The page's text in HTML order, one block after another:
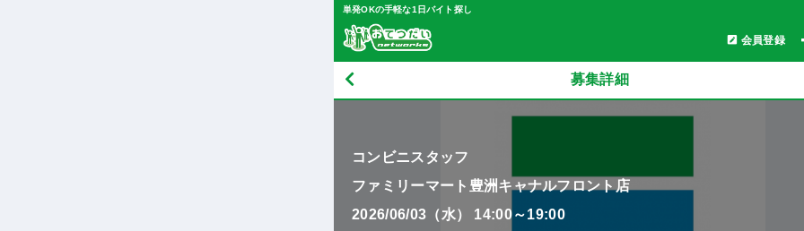
単発OKの手軽な1日バイト探し
会員登録
募集詳細
コンビニスタッフ
ファミリーマート豊洲キャナルフロント店
2026/06/03（水） 14:00～19:00